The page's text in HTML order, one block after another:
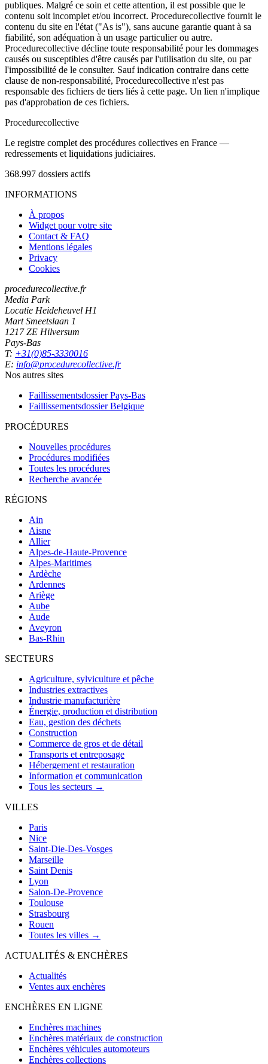
publiques. Malgré ce soin et cette attention, il est possible que le
contenu soit incomplet et/ou incorrect. Procedurecollective fournit le
contenu du site en l'état ("As is"), sans aucune garantie quant à sa
fiabilité, son adéquation à un usage particulier ou autre.
Procedurecollective décline toute responsabilité pour les dommages
causés ou susceptibles d'être causés par l'utilisation du site, ou par
l'impossibilité de le consulter. Sauf indication contraire dans cette
clause de non-responsabilité, Procedurecollective n'est pas
responsable des fichiers de tiers liés à cette page. Un lien n'implique
pas d'approbation de ces fichiers.
Procedurecollective
Le registre complet des procédures collectives en France —
redressements et liquidations judiciaires.
368.997 dossiers actifs
INFORMATIONS
À propos
Widget pour votre site
Contact & FAQ
Mentions légales
Privacy
Cookies
procedurecollective.fr
Media Park
Locatie Heideheuvel H1
Mart Smeetslaan 1
1217 ZE Hilversum
Pays-Bas
T: +31(0)85-3330016
E: info@procedurecollective.fr
Nos autres sites
Faillissementsdossier Pays-Bas
Faillissementsdossier Belgique
PROCÉDURES
Nouvelles procédures
Procédures modifiées
Toutes les procédures
Recherche avancée
RÉGIONS
Ain
Aisne
Allier
Alpes-de-Haute-Provence
Alpes-Maritimes
Ardèche
Ardennes
Ariège
Aube
Aude
Aveyron
Bas-Rhin
SECTEURS
Agriculture, sylviculture et pêche
Industries extractives
Industrie manufacturière
Énergie, production et distribution
Eau, gestion des déchets
Construction
Commerce de gros et de détail
Transports et entreposage
Hébergement et restauration
Information et communication
Tous les secteurs →
VILLES
Paris
Nice
Saint-Die-Des-Vosges
Marseille
Saint Denis
Lyon
Salon-De-Provence
Toulouse
Strasbourg
Rouen
Toutes les villes →
ACTUALITÉS & ENCHÈRES
Actualités
Ventes aux enchères
ENCHÈRES EN LIGNE
Enchères machines
Enchères matériaux de construction
Enchères véhicules automoteurs
Enchères collections